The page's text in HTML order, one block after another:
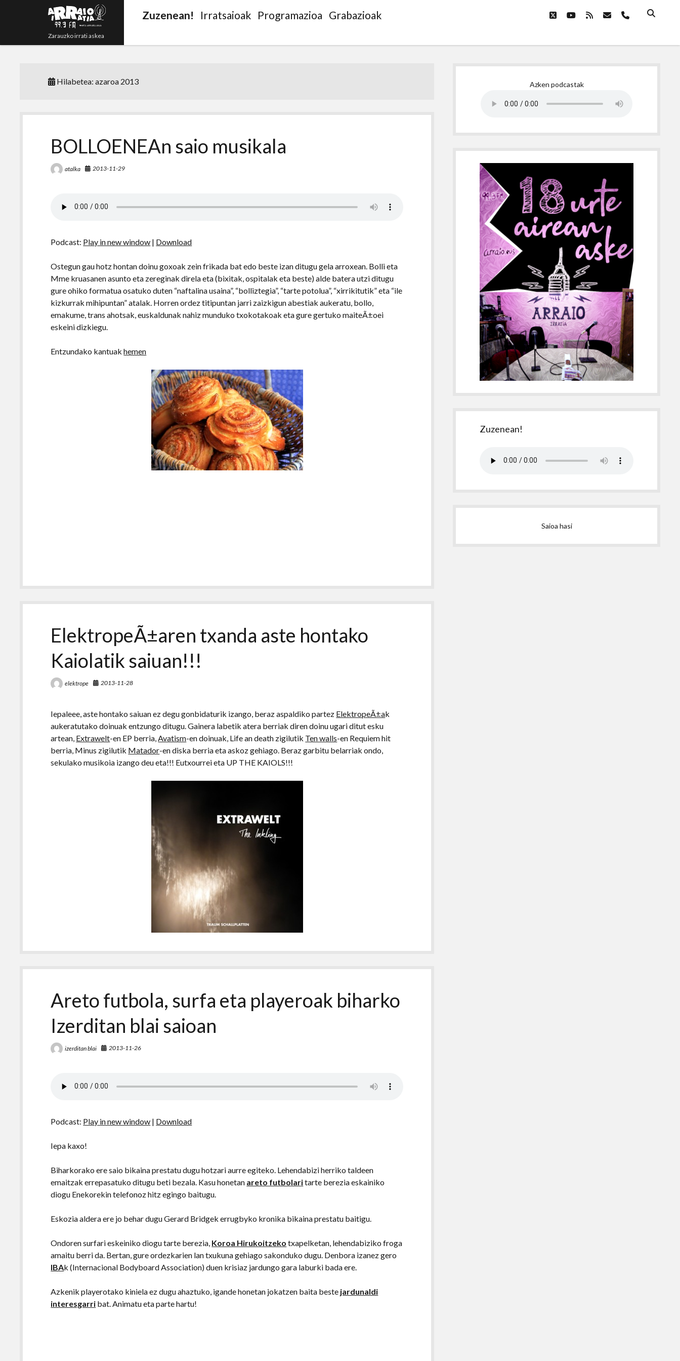
Zarauzko irrati askea
Zuzenean! Irratsaioak Programazioa Grabazioak twitteryoutube
rss emailphone
Hilabetea:azaroa 2013
BOLLOENEAn saio musikala
atalka 2013-11-29
Podcast: Play in new window | Download
Ostegun gau hotz hontan doinu goxoak zein frikada bat edo beste izan ditugu gela arroxean. Bolli eta
Mme kruasanen asunto eta zereginak direla eta (bixitak, ospitalak eta beste) alde batera utzi ditugu
gure ohiko formatua osatuko duten “naftalina usaina”, “bolliztegia”, “tarte potolua”, “xirrikitutik” eta “ile
kizkurrak mihipuntan” atalak. Horren ordez titipuntan jarri zaizkigun abestiak aukeratu, bollo,
emakume, trans ahotsak, euskaldunak nahiz munduko txokotakoak eta gure gertuko maiteÃ±oei
eskeini dizkiegu.
Entzundako kantuakhemen
ElektropeÃ±aren txanda aste hontako
Kaiolatik saiuan!!!
elektrope 2013-11-28
Iepaleee, aste hontako saiuan ez degu gonbidaturik izango, beraz aspaldiko partez ElektropeÃ±ak
aukeratutako doinuak entzungo ditugu. Gainera labetik atera berriak diren doinu ugari ditut esku
artean, Extrawelt-en EP berria,Avatism-en doinuak, Life an death zigilutik Ten walls-en Requiem hit
berria, Minus zigilutik Matador-en diska berria eta askoz gehiago. Beraz garbitu belarriak ondo,
sekulako musikoia izango deu eta!!! Eutxourrei eta UP THE KAIOLS!!!
Areto futbola, surfa eta playeroak biharko
Izerditan blai saioan
izerditan blai 2013-11-26
Podcast: Play in new window | Download
Iepa kaxo!
Biharkorako ere saio bikaina prestatu dugu hotzari aurre egiteko. Lehendabizi herriko taldeen
emaitzak errepasatuko ditugu beti bezala. Kasu honetan areto futbolaritarte berezia eskainiko
diogu Enekorekin telefonoz hitz egingo baitugu.
Eskozia aldera ere jo behar dugu Gerard Bridgek errugbyko kronika bikaina prestatu baitigu.
Ondoren surfari eskeiniko diogu tarte berezia, Koroa Hirukoitzeko txapelketan, lehendabiziko froga
amaitu berri da. Bertan, gure ordezkarien lan txukuna gehiago sakonduko dugu. Denbora izanez gero
IBAk (Internacional Bodyboard Association) duen krisiaz jardungo gara laburki bada ere.
Azkenik playerotako kiniela ez dugu ahaztuko, igande honetan jokatzen baita beste jardunaldi
interesgarri bat. Animatu eta parte hartu!
Azken podcastak
Zuzenean!
Saioa hasi